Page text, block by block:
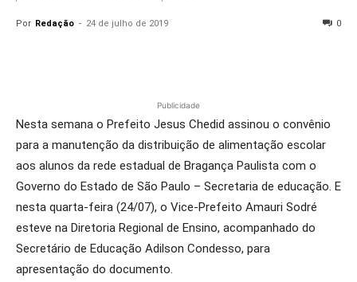
Por Redação - 24 de julho de 2019 0
Publicidade
Nesta semana o Prefeito Jesus Chedid assinou o convênio
para a manutenção da distribuição de alimentação escolar
aos alunos da rede estadual de Bragança Paulista com o
Governo do Estado de São Paulo – Secretaria de educação. E
nesta quarta-feira (24/07), o Vice-Prefeito Amauri Sodré
esteve na Diretoria Regional de Ensino, acompanhado do
Secretário de Educação Adilson Condesso, para
apresentação do documento.